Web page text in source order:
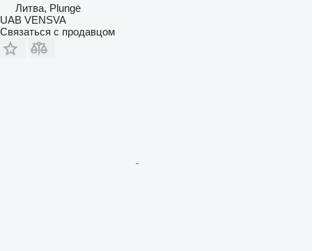
Литва, Plungė
UAB VENSVA
Связаться с продавцом